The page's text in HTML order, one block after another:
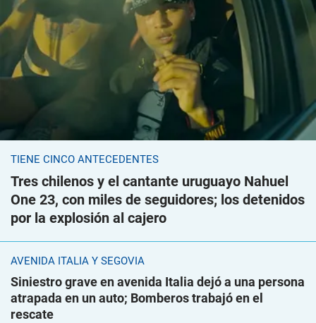
TIENE CINCO ANTECEDENTES
Tres chilenos y el cantante uruguayo Nahuel
One 23, con miles de seguidores; los detenidos
por la explosión al cajero
AVENIDA ITALIA Y SEGOVIA
Siniestro grave en avenida Italia dejó a una persona
atrapada en un auto; Bomberos trabajó en el
rescate